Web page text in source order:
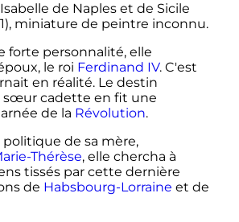
de Naples et de Sicile
miniature de peintre inconnu.
forte personnalité, elle
le roi Ferdinand IV. C'est
en réalité. Le destin
sœur cadette en fit une
de la Révolution.
de sa mère,
Thérèse, elle chercha à
tissés par cette dernière
de Habsbourg-Lorraine et de